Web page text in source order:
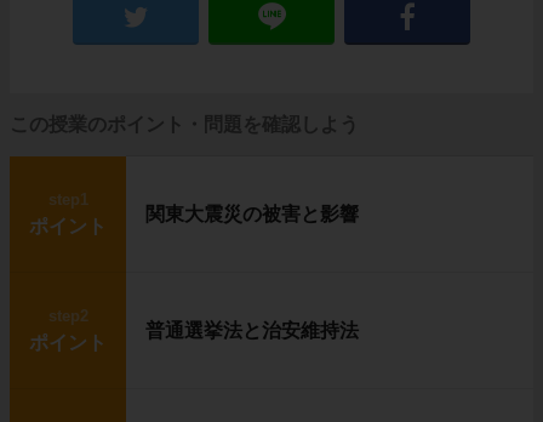
この授業のポイント・問題を確認しよう
step1
ポイント
関東大震災の被害と影響
step2
ポイント
普通選挙法と治安維持法